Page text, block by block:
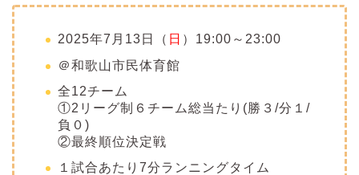
2025年7月13日（ 日 ）19:00～23:00
＠和歌山市民体育館
全12チーム
①2リーグ制６チーム総当たり(勝３/分１/
負０)
②最終順位決定戦
１試合あたり7分ランニングタイム